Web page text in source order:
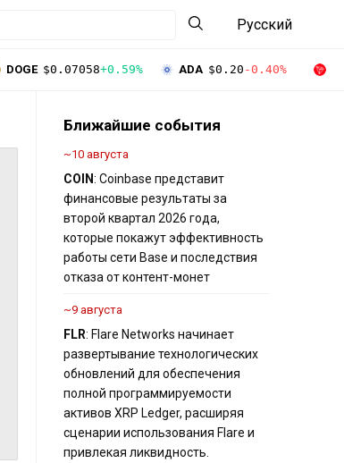
Русский
DOGE $0.07058+0.59% ADA $0.20 -0.40%
Ближайшие события
~10 августа
COIN: Coinbase представит
финансовые результаты за
второй квартал 2026 года,
которые покажут эффективность
работы сети Base и последствия
отказа от контент-монет
~9 августа
FLR: Flare Networks начинает
развертывание технологических
обновлений для обеспечения
полной программируемости
активов XRP Ledger, расширяя
сценарии использования Flare и
привлекая ликвидность.